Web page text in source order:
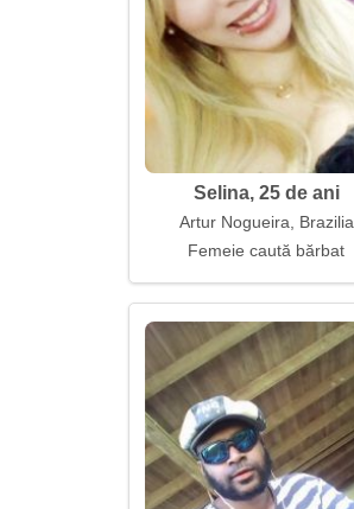
Selina, 25 de ani
Artur Nogueira, Brazilia
Femeie caută bărbat